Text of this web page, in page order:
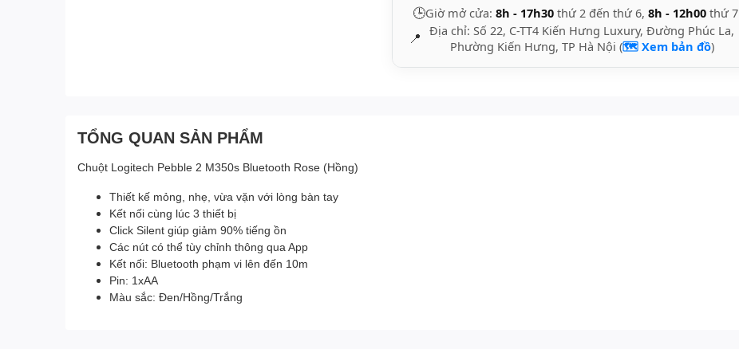
🕒Giờ mở cửa:8h - 17h30 thứ 2 đến thứ 6,8h - 12h00 thứ 7
📍
Địa chỉ: Số 22, C-TT4 Kiến Hưng Luxury, Đường Phúc La,
Phường Kiến Hưng, TP Hà Nội (🗺️ Xem bản đồ)
TỔNG QUAN SẢN PHẨM
Chuột Logitech Pebble 2 M350s Bluetooth Rose (Hồng)
Thiết kế mỏng, nhẹ, vừa vặn với lòng bàn tay
Kết nối cùng lúc 3 thiết bị
Click Silent giúp giảm 90% tiếng ồn
Các nút có thể tùy chỉnh thông qua App
Kết nối: Bluetooth phạm vi lên đến 10m
Pin: 1xAA
Màu sắc: Đen/Hồng/Trắng